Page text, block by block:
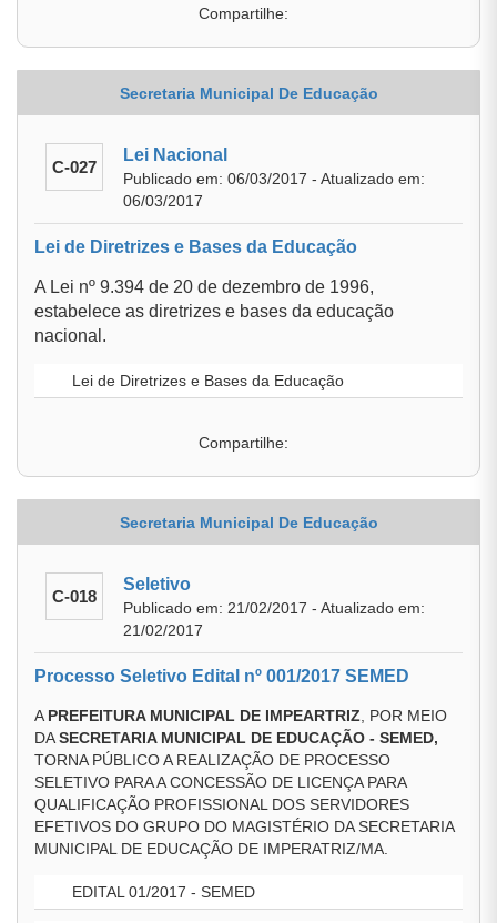
Compartilhe:
Secretaria Municipal De Educação
C-027
Lei Nacional
Publicado em: 06/03/2017 - Atualizado em:
06/03/2017
Lei de Diretrizes e Bases da Educação
A Lei nº 9.394 de 20 de dezembro de 1996,
estabelece as diretrizes e bases da educação
nacional.
Lei de Diretrizes e Bases da Educação
Compartilhe:
Secretaria Municipal De Educação
C-018
Seletivo
Publicado em: 21/02/2017 - Atualizado em:
21/02/2017
Processo Seletivo Edital nº 001/2017 SEMED
A PREFEITURA MUNICIPAL DE IMPEARTRIZ , POR MEIO
DASECRETARIA MUNICIPAL DE EDUCAÇÃO - SEMED,
TORNA PÚBLICO A REALIZAÇÃO DE PROCESSO
SELETIVO PARA A CONCESSÃO DE LICENÇA PARA
QUALIFICAÇÃO PROFISSIONAL DOS SERVIDORES
EFETIVOS DO GRUPO DO MAGISTÉRIO DA SECRETARIA
MUNICIPAL DE EDUCAÇÃO DE IMPERATRIZ/MA.
EDITAL 01/2017 - SEMED